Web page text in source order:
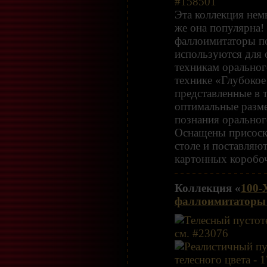
Эта коллекция
же она
фаллоимитаторы
используются
техникам
технике
представленные в
оптимальные
познания
Оснащены
столе и
картонных
Коллекция «100-